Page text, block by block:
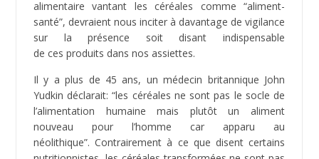
problèmes de digestion.
Une étude de l’American Journal of Clinical Nutrition
(AJCN) datée de 2004 ( 30), atteste que les produits
glycémique, déclenchent une réponse insulinique
élevée (31). Ceci a un effet délétère sur le processus
de combustion des graisses et favorise la prise de
poids et accentue les risques d’obésité.